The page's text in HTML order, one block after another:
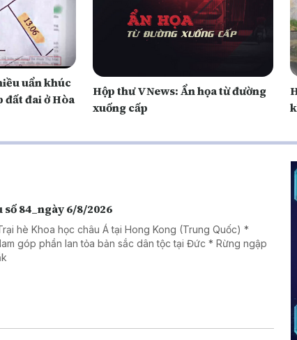
uẩn khúc
đai ở Hòa
Hộp thư VNews: Ẩn họa từ đường
xuống cấp
84_ngày 6/8/2026
hè Khoa học châu Á tại Hong Kong (Trung Quốc) *
góp phần lan tỏa bản sắc dân tộc tại Đức * Rừng ngập